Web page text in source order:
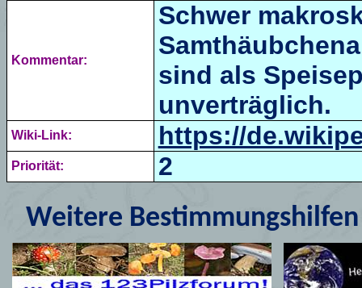
Kommentar:
Schwer
sind als
unverträglich.
Wiki-Link: https://
Priorität:
2
Weitere